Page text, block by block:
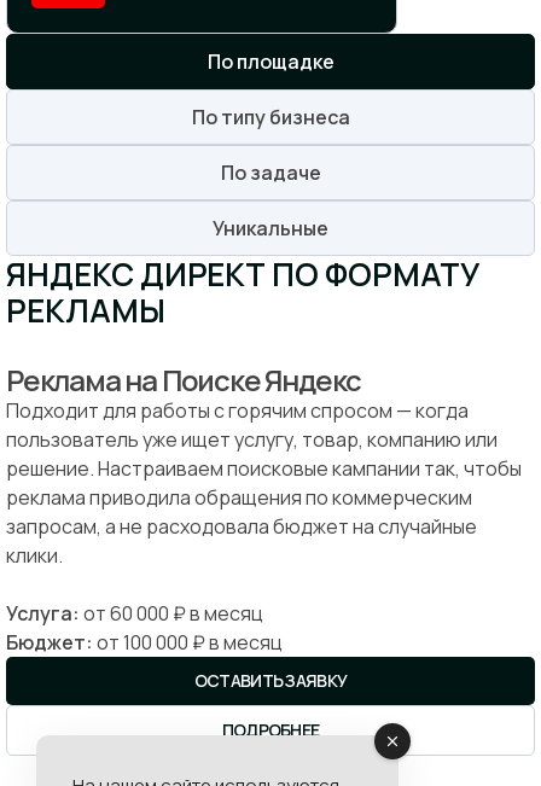
По площадке
По типу бизнеса
По задаче
Уникальные
ЯНДЕКС ДИРЕКТ ПО ФОРМАТУ
РЕКЛАМЫ
Реклама на Поиске Яндекс
Подходит для работы с горячим спросом — когда
пользователь уже ищет услугу, товар, компанию или
решение. Настраиваем поисковые кампании так, чтобы
реклама приводила обращения по коммерческим
запросам, а не расходовала бюджет на случайные
клики.
Услуга: от 60 000 ₽ в месяц
Бюджет: от 100 000 ₽ в месяц
ОСТАВИТЬ ЗАЯВКУ
ПОДРОБНЕЕ